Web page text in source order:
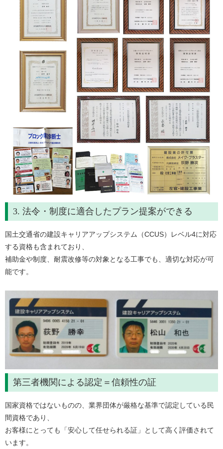
3. 法令・制度に適合したプラン提案ができる
国土交通省の建設キャリアアップシステム（CCUS）レベル4に対応
する資格も含まれており、
補助金や制度、耐震改修等の対象となる工事でも、適切な対応が可
能です。
第三者機関による認定＝信頼性の証
国家資格ではないものの、業界団体が厳格な基準で認定している民
間資格であり、
お客様にとっても「安心して任せられる証」として高く評価されて
います。